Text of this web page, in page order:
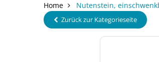
Home Nutenstein,
Zurück zur Kategorieseite